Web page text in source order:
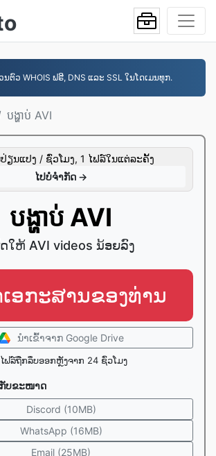
ຕົວ WHOIS ຟຣີ, DNS ແລະ SSL ໃນໂດເມນທຸກ.
​បង្ហាប់ AVI
ຽນແປງ / ຊົ່ວໂມງ, 1 ໄຟລ໌ໃນແຕ່ລະຄັ້ງ
ໄປ​ບໍ່​ຈໍາກັດ →
​បង្ហាប់ AVI
ໃຫ້ AVI videos ນ້ອຍລົງ
ອກະສານ​ຂອງທ່ານ
ນໍາເຂົ້າ​ຈາກ Google Drive
ຟລ໌ຖືກລຶບອອກຫຼັງຈາກ 24 ຊົ່ວໂມງ
ບ​ຂະໜາດ
Discord (10MB)
WhatsApp (16MB)
Email (25MB)